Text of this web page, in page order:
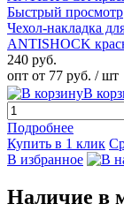
Быстрый просмотр
Чехол-накладка
ANTISHOCK
240 руб.
опт от 77 руб. / шт
В
Подробнее
Купить в 1 клик
В избранное
Наличие в